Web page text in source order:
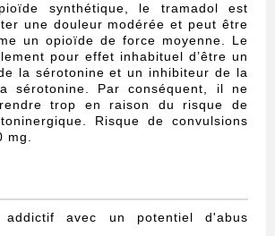
synthétique, le tramadol est
une douleur modérée et peut être
un opioïde de force moyenne. Le
pour effet inhabituel d’être un
la sérotonine et un inhibiteur de la
sérotonine. Par conséquent, il ne
trop en raison du risque de
Risque de convulsions
mg.
addictif avec un potentiel d'abus